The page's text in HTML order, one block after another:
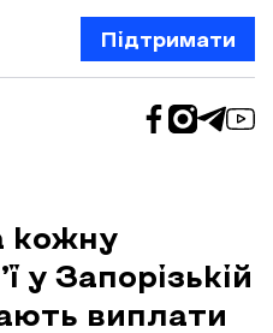
Підтримати
кожну
у Запорізькій
виплати